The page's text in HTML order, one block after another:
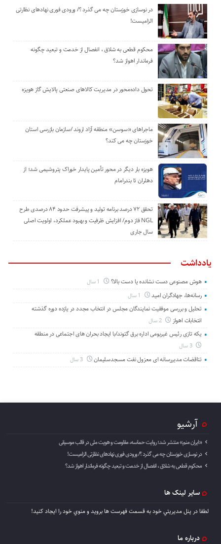
در نوسازی خوزستان چه می گذرد ؟/ ورودی فوری نهادهای نظارتی
الزامیست!
محکوم قطعی به شلاق ، انفصال از خدمت و تبعید چگونه
فرماندار اهواز شد؟
تحول داده‌محور در مدیریت کالاهای صنعتی پالایش گاز هویزه
ماجراهای «سوسن» منطقه آزاد اروند /سازمان بازرسی استان
خوزستان چه می کند؟
هویزه بار دیگر در محور تأمین پایدار خوراک پتروشیمی شد؛ از
دهلران تا بندرامام
تحقق ۷۲ درصد برنامه تولید و پیشرفت حدود ۸۴ درصدی طرح
NGL فاز دوم/ افزایش ظرفیت و بهبود عملکرد، اولویت اصلی
سال جاری
یادداشت
هوش مصنوعی دست نشانده یا دست بالا؟
رسانه‌ها، جهادگران امید
تحلیل و بررسی موفقیت نمایندگان مجلس در انتخاب مجدد در یازده دوره گذشته
انتخابات اهواز
2 سال
یکه تازی رئیس غیربومی اداره برق گتوند/با ایجاد بحران های اجتماعی در منطقه
3 سال
تناقضات مدیررسانه ای معزول نفت مسجدسلیمان 3 سال
آرشیو
«ایران منم» منتشر شد؛ روایت حماسه، مقاومت و هویت ملی در قالب موسیقی
در نوسازی خوزستان چه می گذرد ؟/ ورودی فوری نهادهای نظارتی الزامیست!
محکوم قطعی به شلاق ، انفصال از خدمت و تبعید چگونه فرماندار اهواز شد؟
سایر لینک ها
لطفا در پنل مديريتي خود به قسمت فهرست ها برويد و منوي خود را ايجاد كنيد!
درباره ما